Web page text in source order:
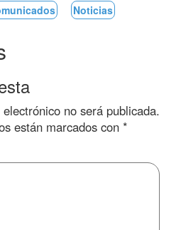
Noticias
no será publicada.
están marcados con *